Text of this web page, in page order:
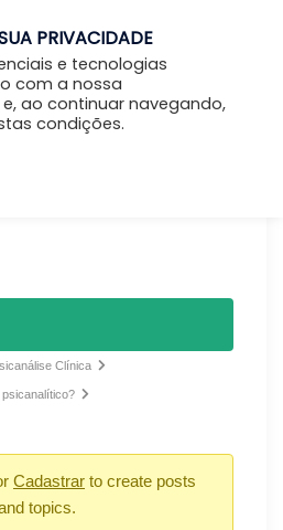
Entrar
Clínica
Cadastrar to create posts
topics.
PRIVACIDADE
e tecnologias
com a nossa
e, ao continuar navegando,
condições.